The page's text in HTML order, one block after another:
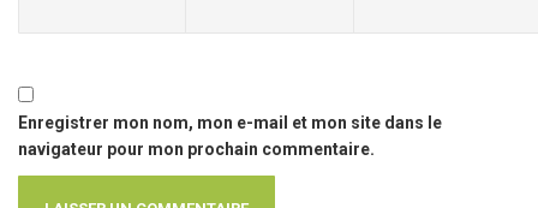
Enregistrer mon nom, mon e-mail et mon site dans le
navigateur pour mon prochain commentaire.